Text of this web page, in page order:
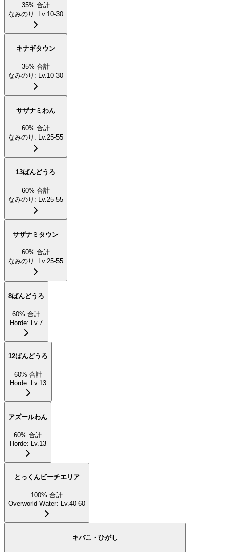
35% 合計
なみのり : Lv.10-30
キナギタウン
35% 合計
なみのり : Lv.10-30
サザナミわん
60% 合計
なみのり : Lv.25-55
13ばんどうろ
60% 合計
なみのり : Lv.25-55
サザナミタウン
60% 合計
なみのり : Lv.25-55
8ばんどうろ
60% 合計
Horde: Lv.7
12ばんどうろ
60% 合計
Horde: Lv.13
アズールわん
60% 合計
Horde: Lv.13
とっくんビーチエリア
100% 合計
Overworld Water: Lv.40-60
キバこ・ひがし